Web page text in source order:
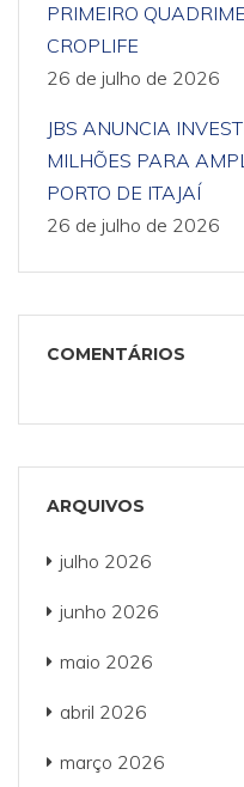
PRIMEIRO
CROPLIFE
26 de julho de 2026
JBS ANUNCIA
MILHÕES PARA
PORTO DE ITAJAÍ
26 de julho de 2026
COMENTÁRIOS
ARQUIVOS
julho 2026
junho 2026
maio 2026
abril 2026
março 2026